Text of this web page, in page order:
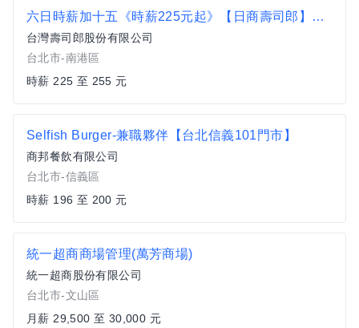
六日時薪加十五《時薪225元起》【日商壽司郎】南港CITYLINK店-兼職人員★歡迎長期打工、二度就業、學生實習★
台灣壽司郎股份有限公司
台北市-南港區
時薪 225 至 255 元
Selfish Burger-兼職夥伴【台北信義101門市】
商邦餐飲有限公司
台北市-信義區
時薪 196 至 200 元
統一超商商場管理(萬芳商場)
統一超商股份有限公司
台北市-文山區
月薪 29,500 至 30,000 元